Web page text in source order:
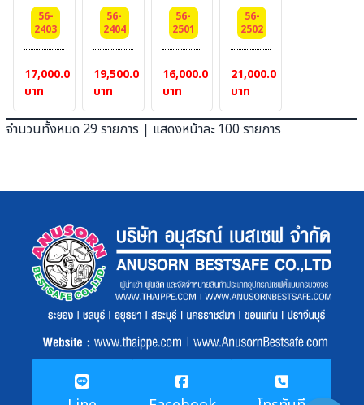
เลส
ขนาด
32
นิ้ว
รวม
ประกับ
ขายึด
56-
2403
17,000.00
บาท
โค้งส
แตน
เลส
ขนาด
40
นิ้ว
รวม
56-
2404
19,500.00
บาท
แตน
เลส
ขนาด
40 x
60
cm.
56-
2501
16,000.00
บาท
แตน
เลส
ขนาด
80 x
60
cm.
56-
2502
21,000.00
บาท
จำนวนทั้งหมด 29 รายการ | แสดงหน้าละ 100 รายการ